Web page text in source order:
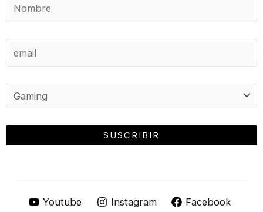
Youtube Instagram Facebook